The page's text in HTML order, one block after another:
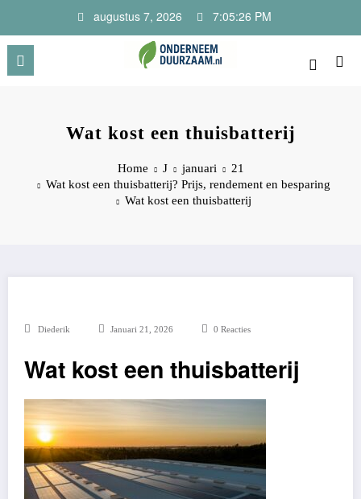
de
inhoud
augustus 7, 2026 7:05:26 PM
Wat kost een thuisbatterij
Home J januari
21
Wat kost een thuisbatterij? Prijs, rendement en besparing
Wat kost een thuisbatterij
Diederik Januari 21, 2026 0 Reacties
Wat kost een thuisbatterij